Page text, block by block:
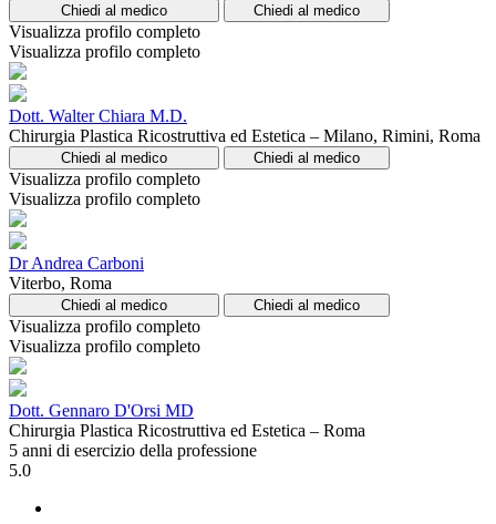
Chiedi al medico Chiedi al medico
Visualizza profilo completo
Visualizza profilo completo
Dott. Walter Chiara M.D.
Chirurgia Plastica Ricostruttiva ed Estetica – Milano, Rimini, Roma
Chiedi al medico Chiedi al medico
Visualizza profilo completo
Visualizza profilo completo
Dr Andrea Carboni
Viterbo, Roma
Chiedi al medico Chiedi al medico
Visualizza profilo completo
Visualizza profilo completo
Dott. Gennaro D'Orsi MD
Chirurgia Plastica Ricostruttiva ed Estetica – Roma
5 anni di esercizio della professione
5.0